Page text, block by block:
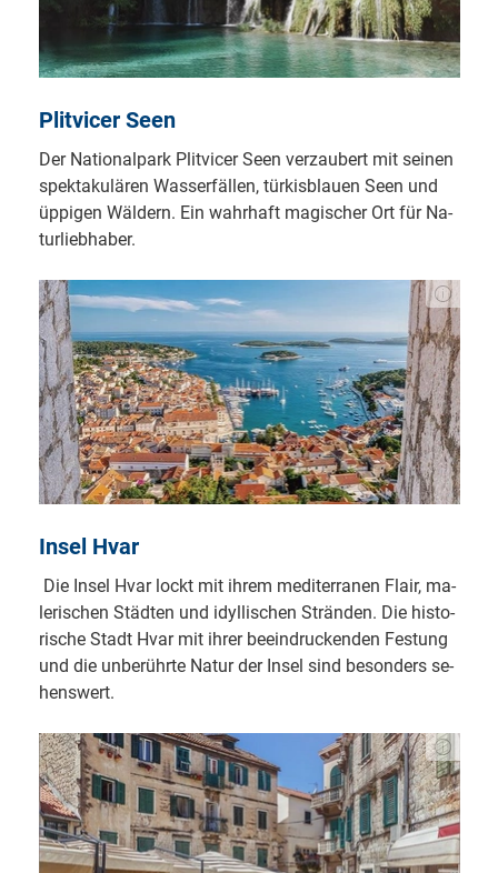
Plit­vi­cer Seen
Der Na­tio­nal­park Plit­vi­cer Seen ver­zau­bert mit sei­nen
spek­ta­ku­lär­en Was­ser­fäl­len, tür­kis­blau­en Seen und
üp­pi­gen Wäl­dern. Ein wahr­haft ma­gi­scher Ort für Na­
tur­lieb­ha­ber.
In­sel Hvar
Die In­sel Hvar lockt mit ih­rem me­di­ter­ra­nen Flair, ma­
le­ri­schen Städ­ten und idyl­li­schen Strän­den. Die his­to­
ri­sche Stadt Hvar mit ih­rer be­eind­ruc­ken­den Fes­tung
und die un­be­rühr­te Na­tur der In­sel sind be­son­ders se­
hens­wert.